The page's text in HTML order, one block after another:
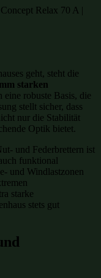
geht, steht die
starken
eine robuste Basis, die
stellt sicher, dass
nur die Stabilität
Optik bietet.
und Federbrettern ist
funktional
und Windlastzonen
starke
stets gut